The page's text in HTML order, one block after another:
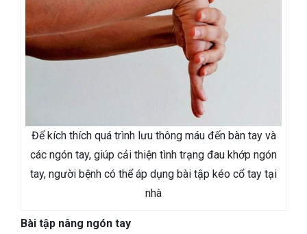
Để kích thích quá trình lưu thông máu đến bàn tay và
các ngón tay, giúp cải thiện tình trạng đau khớp ngón
tay, người bệnh có thể áp dụng bài tập kéo cổ tay tại
nhà
Bài tập nâng ngón tay